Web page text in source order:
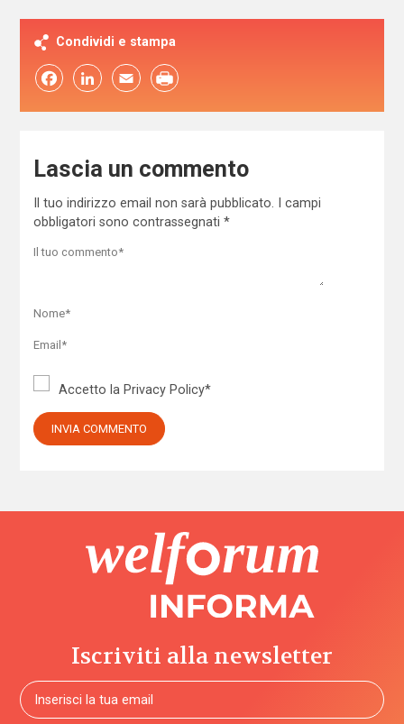
Condividi e stampa
FacebookLinkedIn Email
Lascia un commento
Il tuo indirizzo email non sarà pubblicato.
I campi
obbligatori sono contrassegnati *
Accetto la Privacy Policy*
Iscriviti alla newsletter